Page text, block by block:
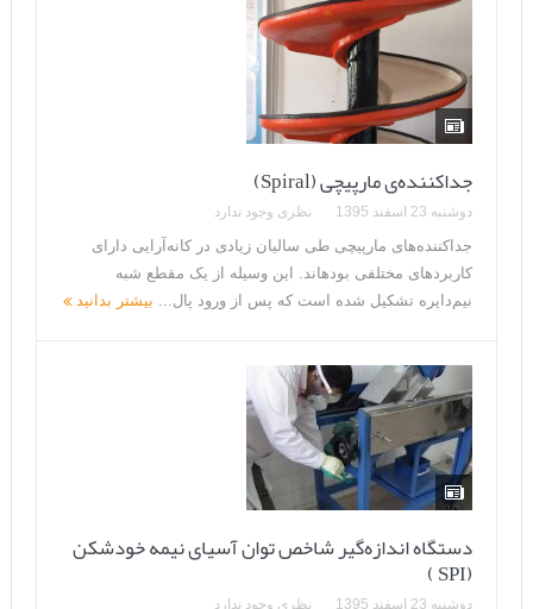
جداکننده‌ی مارپیچی (Spiral)
دوشنبه 23 اسفند 1395 نظری وجود ندارد
جداکننده‌های مارپیچی طی سالیان زیادی در کانه‌آرایی دارای
کاربردهای مختلفی بوده­اند. این وسیله از یک مقطع شبه
نیم‌دایره تشکیل شده است که پس از ورود پال...
بیشتر بدانید
دستگاه اندازه‌گیر شاخص توان آسیای نیمه خودشکن
(SPI )
دوشنبه 23 اسفند 1395 نظری وجود ندارد